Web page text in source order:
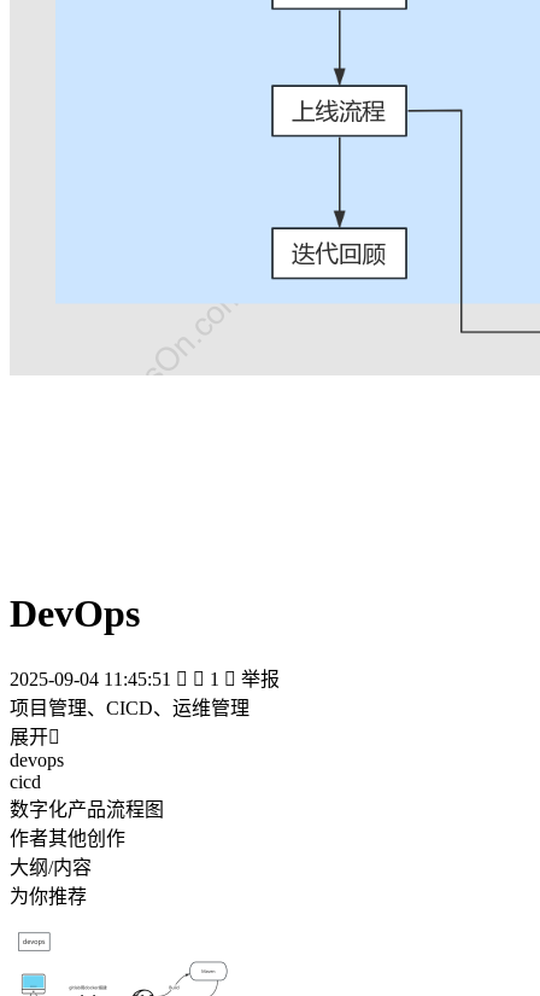
DevOps
2025-09-04 11:45:51   1  举报
项目管理、CICD、运维管理
展开
devops
cicd
数字化产品流程图
作者其他创作
大纲/内容
为你推荐